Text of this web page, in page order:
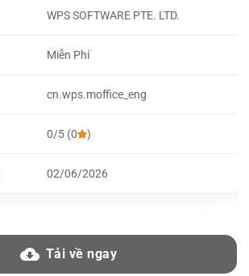
WPS SOFTWARE PTE. LTD.
Miễn Phí
cn.wps.moffice_eng
0/5 (0 )
02/06/2026
Tải về ngay